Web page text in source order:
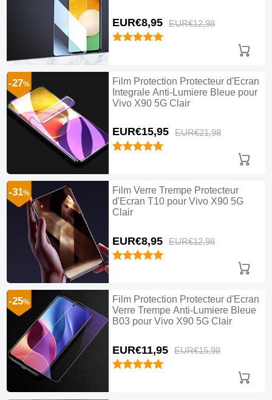
EUR€8,95 EUR€12,98
Film Protection Protecteur d'Ecran
Integrale Anti-Lumiere Bleue pour
Vivo X90 5G Clair
EUR€15,95 EUR€21,98
-27%
Film Verre Trempe Protecteur
d'Ecran T10 pour Vivo X90 5G
Clair
EUR€8,95 EUR€12,98
-31%
Film Protection Protecteur d'Ecran
Verre Trempe Anti-Lumiere Bleue
B03 pour Vivo X90 5G Clair
EUR€11,95 EUR€15,98
-25%